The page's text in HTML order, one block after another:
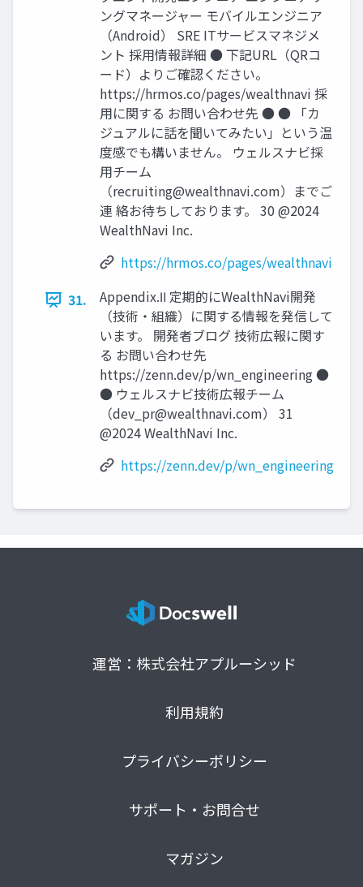
ングマネージャー モバイルエンジニア
（Android） SRE ITサービスマネジメ
ント 採⽤情報詳細 ● 下記URL（QRコ
ード）よりご確認ください。
https://hrmos.co/pages/wealthnavi 採
⽤に関する お問い合わせ先 ● ● 「カ
ジュアルに話を聞いてみたい」という温
度感でも構いません。 ウェルスナビ採
⽤チーム
（recruiting@wealthnavi.com）までご
連 絡お待ちしております。 30 @2024
WealthNavi Inc.
https://hrmos.co/pages/wealthnavi
31.
Appendix.Ⅱ 定期的にWealthNavi開発
（技術‧組織）に関する情報を発信して
います。 開発者ブログ 技術広報に関す
る お問い合わせ先
https://zenn.dev/p/wn_engineering ●
● ウェルスナビ技術広報チーム
（dev_pr@wealthnavi.com） 31
@2024 WealthNavi Inc.
https://zenn.dev/p/wn_engineering
運営：株式会社アプルーシッド
利用規約
プライバシーポリシー
サポート・お問合せ
マガジン